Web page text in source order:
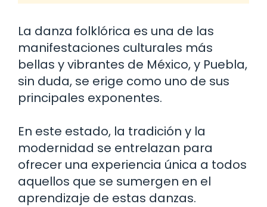
La danza folklórica es una de las
manifestaciones culturales más
bellas y vibrantes de México, y Puebla,
sin duda, se erige como uno de sus
principales exponentes.
En este estado, la tradición y la
modernidad se entrelazan para
ofrecer una experiencia única a todos
aquellos que se sumergen en el
aprendizaje de estas danzas.